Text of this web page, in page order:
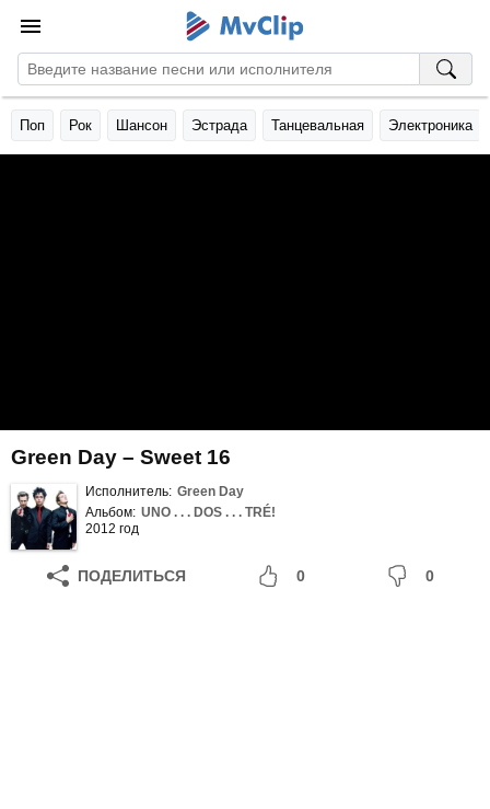
Поп Рок Шансон Эстрада Танцевальная Электроника
Green Day – Sweet 16
Исполнитель: Green Day
Альбом: UNO . . . DOS . . . TRÉ!
2012 год
ПОДЕЛИТЬСЯ 0 0